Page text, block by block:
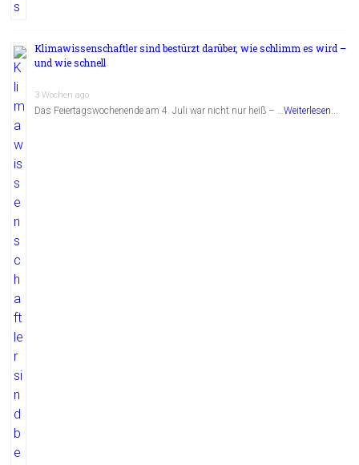
Klimawissenschaftler sind bestürzt darüber, wie schlimm es wird –
und wie schnell
3 Wochen ago
Das Feiertagswochenende am 4. Juli war nicht nur heiß – …Weiterlesen...